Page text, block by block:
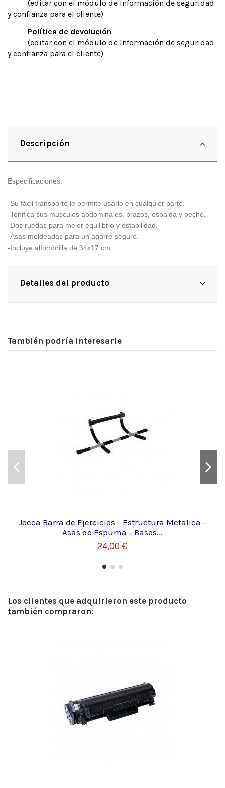
(editar con el módulo de Información de seguridad
y confianza para el cliente)
Política de devolución
(editar con el módulo de Información de seguridad
y confianza para el cliente)
Descripción
Especificaciones:
-Su fácil transporte le permite usarlo en cualquier parte.
-Tonifica sus músculos abdominales, brazos, espalda y pecho.
-Dos ruedas para mejor equilibrio y estabilidad.
-Asas moldeadas para un agarre seguro.
-Incluye alfombrilla de 34x17 cm
Detalles del producto
También podría interesarle
Jocca Barra de Ejercicios - Estructura Metalica -
Asas de Espuma - Bases...
24,00 €
Los clientes que adquirieron este producto
también compraron: